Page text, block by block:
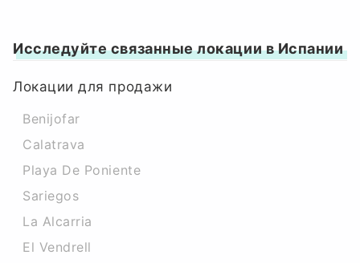
Исследуйте связанные локации в Испании
Локации для продажи
Benijofar
Calatrava
Playa De Poniente
Sariegos
La Alcarria
El Vendrell